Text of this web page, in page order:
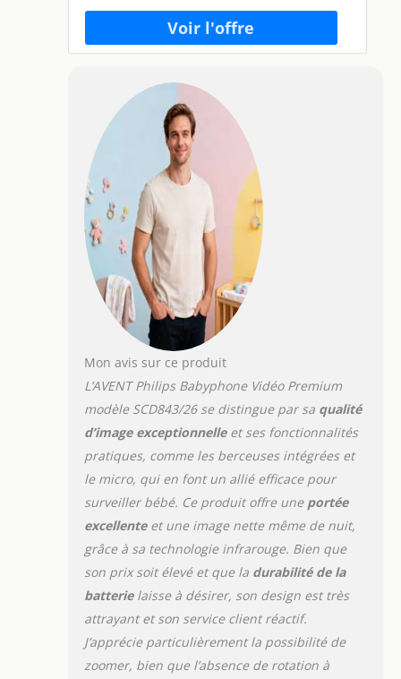
Mon avis sur ce produit
L’AVENT Philips Babyphone Vidéo Premium
modèle SCD843/26 se distingue par sa qualité
d’image exceptionnelleet ses fonctionnalités
pratiques, comme les berceuses intégrées et
le micro, qui en font un allié efficace pour
surveiller bébé. Ce produit offre une portée
excellenteet une image nette même de nuit,
grâce à sa technologie infrarouge. Bien que
son prix soit élevé et que la durabilité de la
batterielaisse à désirer, son design est très
attrayant et son service client réactif.
J’apprécie particulièrement la possibilité de
zoomer, bien que l’absence de rotation à